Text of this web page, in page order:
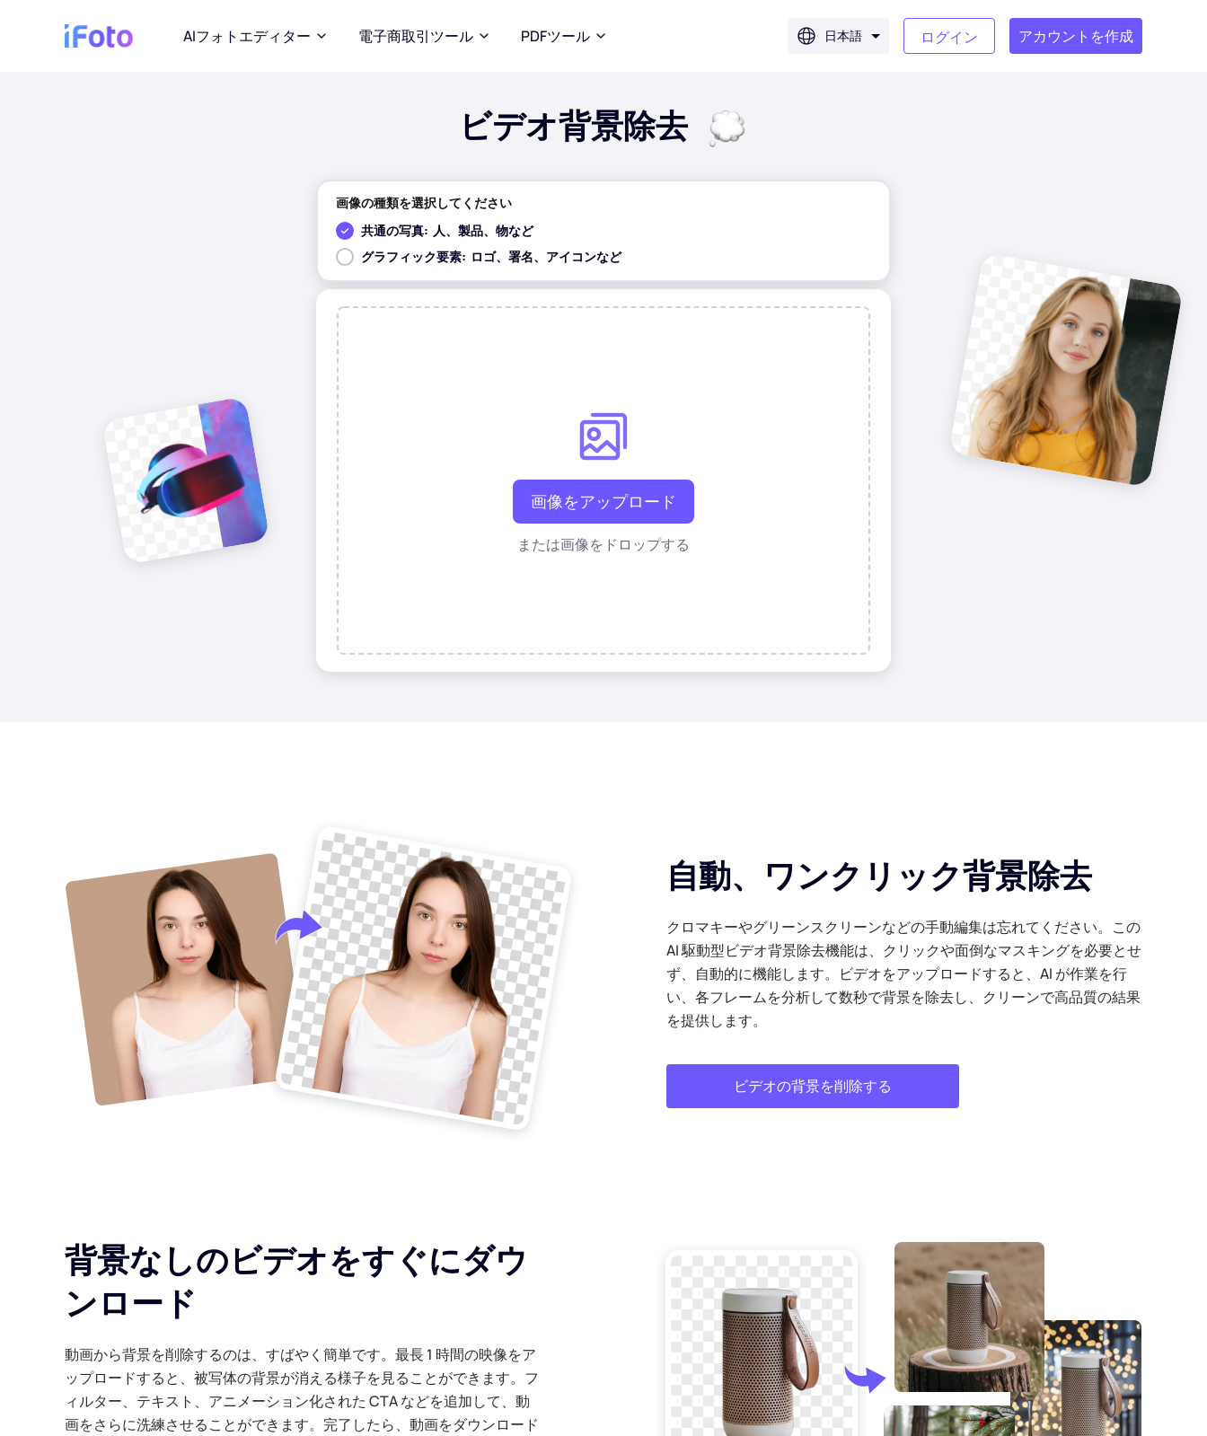
AIフォトエディター 電子商取引ツール PDFツール 日本語 ログイン アカウントを作成
ビデオ背景除去
画像の種類を選択してください
共通の写真: 人、製品、物など
グラフィック要素: ロゴ、署名、アイコンなど
前に 後
画像をアップロード
または画像をドロップする
自動、ワンクリック背景除去
クロマキーやグリーンスクリーンなどの手動編集は忘れてください。この
AI 駆動型ビデオ背景除去機能は、クリックや面倒なマスキングを必要とせ
ず、自動的に機能します。ビデオをアップロードすると、AI が作業を行
い、各フレームを分析して数秒で背景を除去し、クリーンで高品質の結果
を提供します。
ビデオの背景を削除する
背景なしのビデオをすぐにダウ
ンロード
動画から背景を削除するのは、すばやく簡単です。最長 1 時間の映像をア
ップロードすると、被写体の背景が消える様子を見ることができます。フ
ィルター、テキスト、アニメーション化された CTA などを追加して、動
画をさらに洗練させることができます。完了したら、動画をダウンロード